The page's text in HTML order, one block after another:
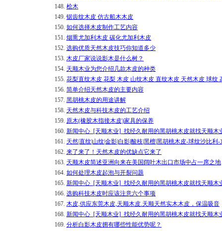
148. 桧木
149. 锯齿纹木皮 仿古船木木皮
150. 如何选择木皮制作工艺内容
151. 烟熏尤加利木皮 碳化尤加利木皮
152. 选购优质天然木皮技巧你知道多少
153. 木皮厂家说说影木是什么树？
154. 天顺木业为您介绍几款木皮的种类
155. 花梨直纹木皮 花梨 木皮 山纹木皮 直纹木皮 天然木皮 球纹
156. 简单介绍天然木皮的主要内容
157. 黑胡桃木皮的用途讲解
158. 天然木皮与科技木皮的工艺介绍
159. 原木(橡胶木指接木皮)家具的保养
160. 新闻中心_[天顺木业]_找经久耐用的黑胡桃木皮就找天顺木
161. 天然|直纹|山纹|金影|白影|酸枝|黑檀|黑胡桃木皮-球纹沙比利
162. 来了来了！天然木皮的优缺点它来了
163. 天顺木皮简述亚洲向来在美国阔叶木出口市场中占一席之地
164. 如何处理木皮起泡与开裂问题
165. 新闻中心_[天顺木业]_找经久耐用的黑胡桃木皮就找天顺木
166. 选购科技木皮时应该注意六个事项
167. 木皮,供应东莞木皮,天顺木皮.天顺天然实木木皮，保温吸音
168. 新闻中心_[天顺木业]_找经久耐用的黑胡桃木皮就找天顺木
169. 分析白影木皮拥有哪些性能优势呢？